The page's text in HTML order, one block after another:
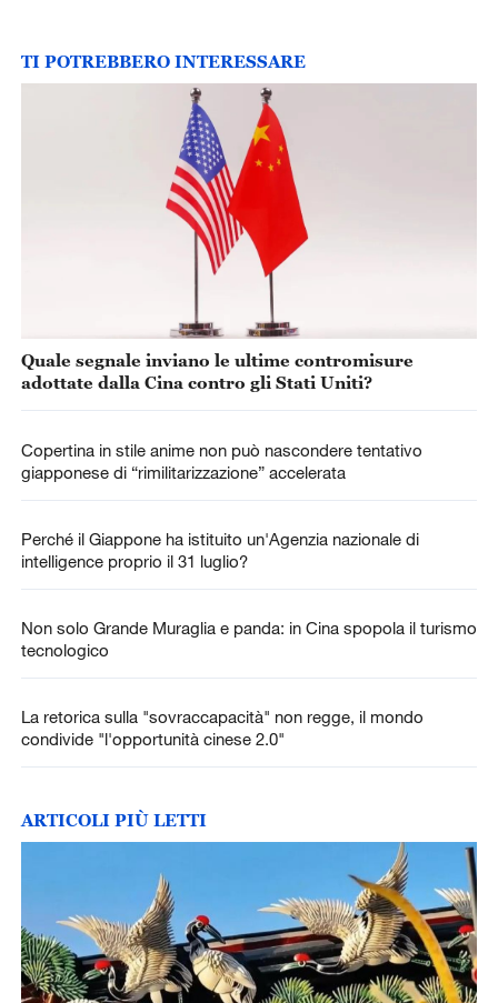
TI POTREBBERO INTERESSARE
Quale segnale inviano le ultime contromisure
adottate dalla Cina contro gli Stati Uniti?
Copertina in stile anime non può nascondere tentativo
giapponese di “rimilitarizzazione” accelerata
Perché il Giappone ha istituito un'Agenzia nazionale di
intelligence proprio il 31 luglio?
Non solo Grande Muraglia e panda: in Cina spopola il turismo
tecnologico
La retorica sulla "sovraccapacità" non regge, il mondo
condivide "l'opportunità cinese 2.0"
ARTICOLI PIÙ LETTI